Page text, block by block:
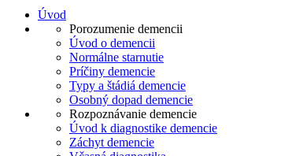
Úvod
Porozumenie demencii
Úvod o demencii
Normálne starnutie
Príčiny demencie
Typy a štádiá demencie
Osobný dopad demencie
Rozpoznávanie demencie
Úvod k diagnostike demencie
Záchyt demencie